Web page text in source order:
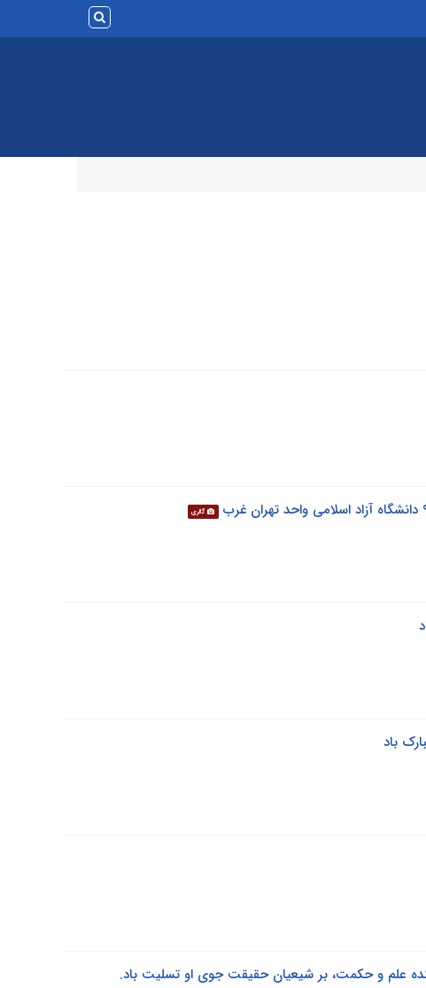
گالری
باد
علم و حکمت، بر شیعیان حقیقت جوی او تسلیت باد.